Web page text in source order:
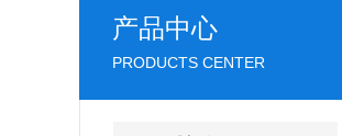
产品中心
PRODUCTS CENTER